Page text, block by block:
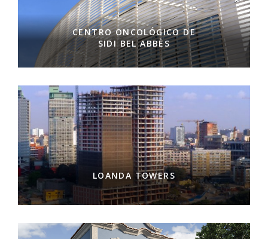
CENTRO ONCOLÓGICO DE
SIDI BEL ABBÈS
LOANDA TOWERS